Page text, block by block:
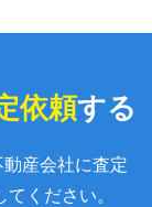
依頼する
産会社に査定
ください。